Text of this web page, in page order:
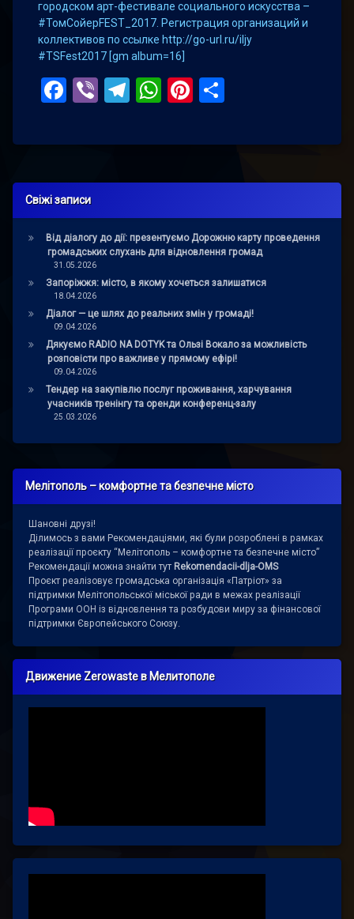
городском арт-фестивале социального искусства –
#ТомСойерFEST_2017. Регистрация организаций и
коллективов по ссылке http://go-url.ru/iljy
#TSFest2017 [gm album=16]
Facebook
ViberTelegram
WhatsApp
Pinterest
Свіжі записи
Від діалогу до дії: презентуємо Дорожню карту проведення
громадських слухань для відновлення громад
31.05.2026
Запоріжжя: місто, в якому хочеться залишатися
18.04.2026
Діалог — це шлях до реальних змін у громаді!
09.04.2026
Дякуємо RADIO NA DOTYK та Ользі Вокало за можливість
розповісти про важливе у прямому ефірі!
09.04.2026
Тендер на закупівлю послуг проживання, харчування
учасників тренінгу та оренди конференц-залу
25.03.2026
Мелітополь – комфортне та безпечне місто
Шановні друзі!
Ділимось з вами Рекомендаціями, які були розроблені в рамках
реалізації проєкту “Мелітополь – комфортне та безпечне місто”
Рекомендації можна знайти тут Rekomendacii-dlja-OMS
Проєкт реалізовує громадська організація «Патріот» за
підтримки Мелітопольської міської ради в межах реалізації
Програми ООН із відновлення та розбудови миру за фінансової
підтримки Європейського Союзу.
Движение Zerowaste в Мелитополе